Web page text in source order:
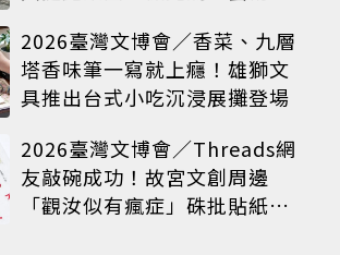
2026臺灣文博會／香菜、九層
塔香味筆一寫就上癮！雄獅文
具推出台式小吃沉浸展攤登場
2026臺灣文博會／Threads網
友敲碗成功！故宮文創周邊
「觀汝似有瘋症」硃批貼紙搶